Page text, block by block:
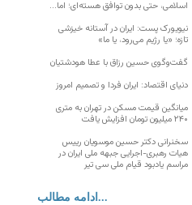
اسلامی، حتی بدون توافق هسته‌ای؛ اما…
نیویورک پست: ایران در آستانه خیزشی
تازه؛ «یا رژیم می‌رود، یا ما»
گفت‌وگوی حسین رزاق با عطا هودشتیان
دنیای اقتصاد: ایران فردا و تصمیم امروز
میانگین قیمت مسکن در تهران به متری
۲۴۰ میلیون تومان افزایش یافت
سخنرانی دکتر حسین موسویان رییس
هیات رهبری-اجرایی جبهه ملی ایران در
مراسم یادبود قیام ملی سی تیر
ادامه مطالب...